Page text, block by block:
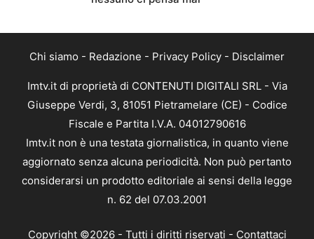
Chi siamo Redazione Privacy Policy Disclaimer
Imtv.it di proprietà di CONTENUTI DIGITALI SRL - Via
Giuseppe Verdi, 3, 81051 Pietramelare (CE) - Codice
Fiscale e Partita I.V.A. 04012790616
Imtv.it non è una testata giornalistica, in quanto viene
aggiornato senza alcuna periodicità. Non può pertanto
considerarsi un prodotto editoriale ai sensi della legge
n. 62 del 07.03.2001
Copyright ©2026 - Tutti i diritti riservati - Contattaci